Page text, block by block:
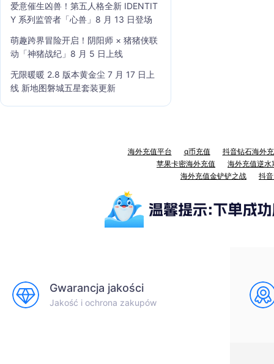
爱意催生凶兽！第五人格全新 IDENTIT
Y 系列监管者「心兽」8 月 13 日登场
萌趣跨界冒险开启！阴阳师 × 猪猪侠联
动「神猪战纪」8 月 5 日上线
无限暖暖 2.8 版本黄金尘 7 月 17 日上
线 新地图磐城五星套装更新
海外充值平台 q币充值
抖音钻石海外
苹果卡密海外充值
海外充值逆水
海外充值金铲铲之战
抖
Gwarancja jakości
Jakość i ochrona zakupów